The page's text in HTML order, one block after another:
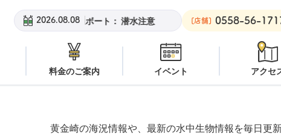
2026.08.08
プン 安良里ボート：潜水注意 黄金崎ビーチ： オープン 安良
[店舗] 0558-56-
料金のご案内 イベント アクセ
黄金崎の海況情報や、最新の水中生物情報を毎日更